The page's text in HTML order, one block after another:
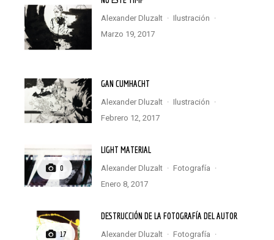
Alexander Dluzalt · Ilustración ·
marzo 19, 2017
GAN CUMHACHT
Alexander Dluzalt · Ilustración ·
febrero 12, 2017
0
LIGHT MATERIAL
Alexander Dluzalt · Fotografía ·
enero 8, 2017
17
DESTRUCCIÓN DE LA FOTOGRAFÍA DEL AUTOR
Alexander Dluzalt · Fotografía ·